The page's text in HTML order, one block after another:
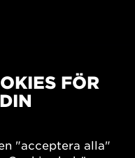
FÖR
"acceptera alla"